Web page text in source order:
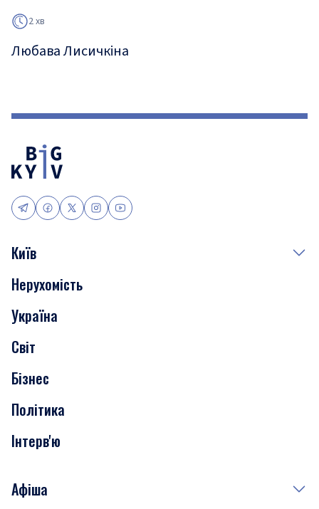
2 хв
Любава Лисичкіна
Київ
Події
Скандали
Нерухомість
Транспорт
Нерухомість
Україна
Світ
Бізнес
Політика
Інтерв'ю
Афіша